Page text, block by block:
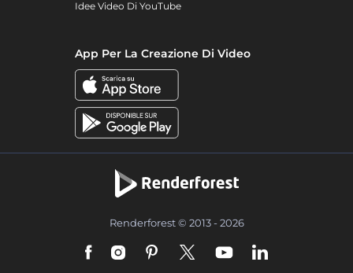
Idee Video Di YouTube
App Per La Creazione Di Video
Renderforest © 2013 - 2026